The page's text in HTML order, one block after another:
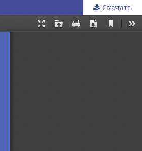
Скачать